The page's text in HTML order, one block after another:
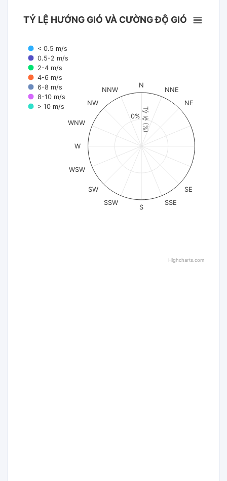
Tỷ lệ (%)
TỶ LỆ HƯỚNG GIÓ VÀ CƯỜNG ĐỘ GIÓ
< 0.5 m/s
0.5-2 m/s
2-4 m/s
4-6 m/s
6-8 m/s
8-10 m/s
> 10 m/s
N
NNE
NE
SE
SSE
S
SSW
SW
WSW
W
WNW
NW
NNW
0%
Highcharts.com